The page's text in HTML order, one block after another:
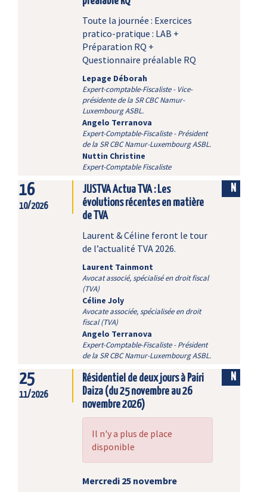
Toute la journée : Exercices
pratico-pratique : LAB +
Préparation RQ +
Questionnaire préalable RQ
Lepage Déborah
Expert-comptable-Fiscaliste - Vice-
présidente de la SR CBC Namur-
Luxembourg ASBL.
Angelo Terranova
Expert-Comptable-Fiscaliste - Président
de la SR CBC Namur-Luxembourg ASBL.
Nuttin Christine
Expert-Comptable Fiscaliste
16
10/2026
JUSTVA Actua TVA : Les
évolutions récentes en matière
de TVA
Laurent & Céline feront le tour
de l’actualité TVA 2026.
Laurent Tainmont
Avocat associé, spécialisé en droit fiscal
(TVA)
Céline Joly
Avocate associée, spécialisée en droit
fiscal (TVA)
Angelo Terranova
Expert-Comptable-Fiscaliste - Président
de la SR CBC Namur-Luxembourg ASBL.
N
25
11/2026
Résidentiel de deux jours à Pairi
Daiza (du 25 novembre au 26
novembre 2026)
Il n'y a plus de place
disponible
Mercredi 25 novembre
N